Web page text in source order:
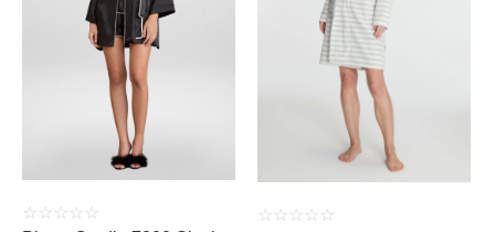
ÜRÜNÜ İNCELE
☆ ☆ ☆ ☆ ☆
ÜRÜNÜ İNCELE
☆ ☆ ☆ ☆ ☆